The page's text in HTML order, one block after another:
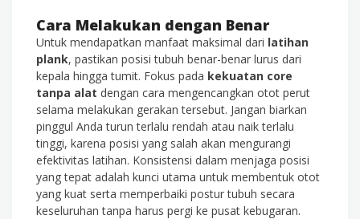
Cara Melakukan dengan Benar
Untuk mendapatkan manfaat maksimal dari latihan
plank, pastikan posisi tubuh benar-benar lurus dari
kepala hingga tumit. Fokus pada kekuatan core
tanpa alat dengan cara mengencangkan otot perut
selama melakukan gerakan tersebut. Jangan biarkan
pinggul Anda turun terlalu rendah atau naik terlalu
tinggi, karena posisi yang salah akan mengurangi
efektivitas latihan. Konsistensi dalam menjaga posisi
yang tepat adalah kunci utama untuk membentuk otot
yang kuat serta memperbaiki postur tubuh secara
keseluruhan tanpa harus pergi ke pusat kebugaran.